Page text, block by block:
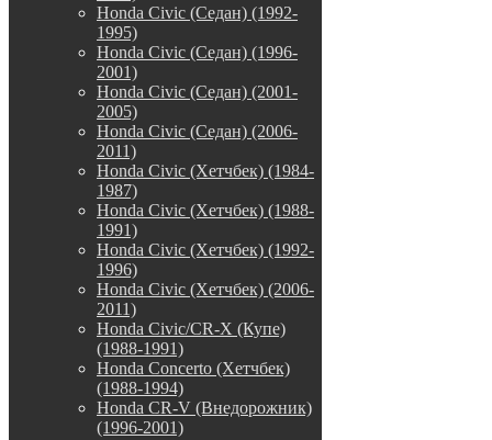
Honda Civic (Седан) (1992-
1995)
Honda Civic (Седан) (1996-
2001)
Honda Civic (Седан) (2001-
2005)
Honda Civic (Седан) (2006-
2011)
Honda Civic (Хетчбек) (1984-
1987)
Honda Civic (Хетчбек) (1988-
1991)
Honda Civic (Хетчбек) (1992-
1996)
Honda Civic (Хетчбек) (2006-
2011)
Honda Civic/CR-X (Купе)
(1988-1991)
Honda Concerto (Хетчбек)
(1988-1994)
Honda CR-V (Внедорожник)
(1996-2001)